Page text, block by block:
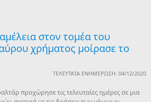
στον τομέα του
χρήματος μοίρασε το
ΤΕΛΕΥΤΑΊΑ ΕΝΗΜΈΡΩΣΗ: 04/12/2020
προχώρησε τις τελευταίες ημέρες σε μια